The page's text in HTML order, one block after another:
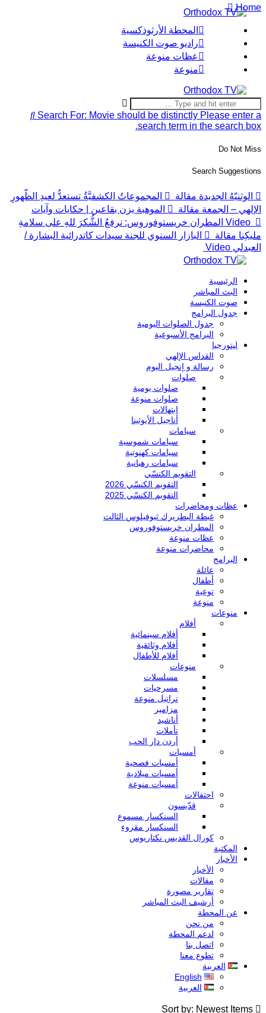
المحطة الأرثوذكسية
راديو صوت الكنيسة
عظات منوعة
منوعة
Search For:Movie should be distinctly Please enter
search term in the search
Do Not
Search
الوثنيّهُ الجديدة مقالة
المجموعاتُ الكشفيَّةُ تستعدُّ لعيدِ الظّهورِ
– الجمعة مقالة
الموهبة يزن بقاعين | حكايات وآيات
Video المطران خريستوفوروس: نرفعُ الشُّكرَ للهِ على سلامةِ
مقالة
البازار السنوي للجنة سيدات كاتدرائية البشارة /
Video
الرئيسية
البث المباشر
صوت الكنيسة
جدول البرامج
جدول الصلوات اليومية
البرامج الأسبوعية
ليتورجيا
القداس الإلهي
رسالة و إنجيل اليوم
صلوات
صلوات يومية
صلوات منوعة
ابتهالات
أناجيل الأيوثينا
سيامات
سيامات شموسية
سيامات كهنوتية
سيامات رهبانية
التقويم الكنسّي
التقويم الكنسّي 2026
التقويم الكنسّي 2025
عظات ومحاضرات
غبطة البطريرك ثيوفيلوس الثالث
المطران خريستوفوروس
عظات منوعة
محاضرات منوعة
البرامج
عائلة
أطفال
توعية
منوعة
منوعات
أفلام
أفلام سينمائية
أفلام وثائقية
أفلام للأطفال
منوعات
مسلسلات
مسرحيات
تراتيل منوعة
مزامير
أناشيد
تأملات
أردن دار الحب
أمسيات
أمسيات فصحية
أمسيات ميلادية
أمسيات منوعة
احتفالات
قدّيسون
السنكسار مسموع
السنكسار مقروء
كورال القديس نكتاريوس
المكتبة
الأخبار
الأخبار
مقالات
تقارير مصورة
أرشيف البث المباشر
عن المحطة
من نحن
لدعم المحطة
اتصل بنا
تطوع معنا
العربية
English
العربية
Sort by: Newest Items